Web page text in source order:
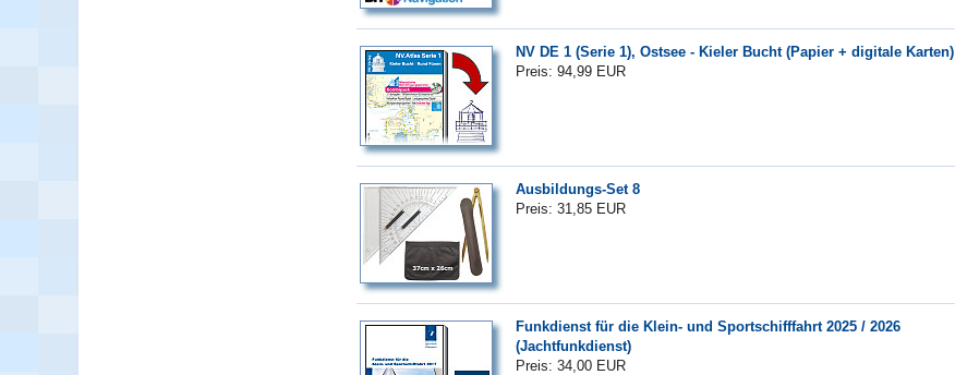
NV DE 1 (Serie 1), Ostsee - Kieler Bucht (Papier + digitale Karten)
Preis: 94,99 EUR
Ausbildungs-Set 8
Preis: 31,85 EUR
Funkdienst für die Klein- und Sportschifffahrt 2025 / 2026
(Jachtfunkdienst)
Preis: 34,00 EUR